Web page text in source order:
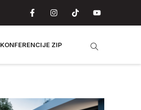
KONFERENCIJE ZIP